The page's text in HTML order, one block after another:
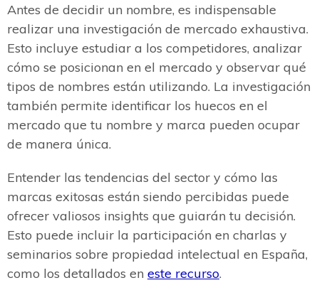
Antes de decidir un nombre, es indispensable
realizar una investigación de mercado exhaustiva.
Esto incluye estudiar a los competidores, analizar
cómo se posicionan en el mercado y observar qué
tipos de nombres están utilizando. La investigación
también permite identificar los huecos en el
mercado que tu nombre y marca pueden ocupar
de manera única.
Entender las tendencias del sector y cómo las
marcas exitosas están siendo percibidas puede
ofrecer valiosos insights que guiarán tu decisión.
Esto puede incluir la participación en charlas y
seminarios sobre propiedad intelectual en España,
como los detallados en este recurso.